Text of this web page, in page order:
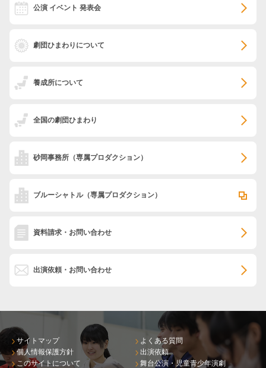
公演 イベント 発表会
劇団ひまわりについて
養成所について
全国の劇団ひまわり
砂岡事務所 （専属プロダクション）
ブルーシャトル（専属プロダクション）
資料請求・お問い合わせ
出演依頼・お問い合わせ
サイトマップ
個人情報保護方針
このサイトについて
よくある質問
出演依頼
舞台公演・児童青少年演劇